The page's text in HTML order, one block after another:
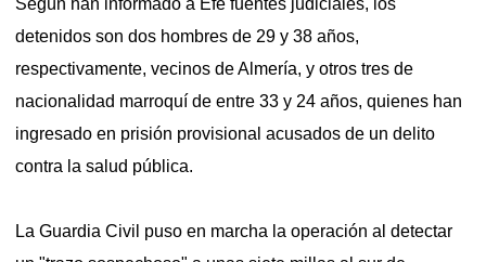
detenidos son dos hombres de 29 y 38 años,
respectivamente, vecinos de Almería, y otros tres de
nacionalidad marroquí de entre 33 y 24 años, quienes han
ingresado en prisión provisional acusados de un delito
contra la salud pública.
La Guardia Civil puso en marcha la operación al detectar